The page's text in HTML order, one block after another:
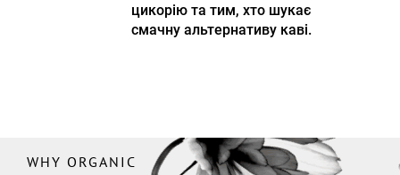
цикорію та тим, хто шукає
смачну альтернативу каві.
WHY ORGANIC